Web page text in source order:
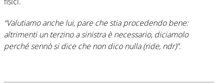
“Valutiamo anche lui, pare che stia procedendo bene:
altrimenti un terzino a sinistra è necessario, diciamolo
perché sennò si dice che non dico nulla (ride, ndr)”.